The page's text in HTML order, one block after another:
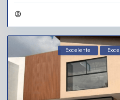
Excelente